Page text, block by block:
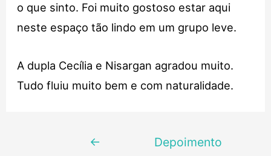
o que sinto. Foi muito gostoso estar aqui
neste espaço tão lindo em um grupo leve.
A dupla Cecília e Nisargan agradou muito.
Tudo fluiu muito bem e com naturalidade.
Navegação
←
Depoimento